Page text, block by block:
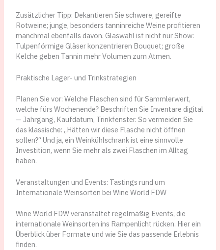
Zusätzlicher Tipp: Dekantieren Sie schwere, gereifte
Rotweine; junge, besonders tanninreiche Weine profitieren
manchmal ebenfalls davon. Glaswahl ist nicht nur Show:
Tulpenförmige Gläser konzentrieren Bouquet; große
Kelche geben Tannin mehr Volumen zum Atmen.
Praktische Lager- und Trinkstrategien
Planen Sie vor: Welche Flaschen sind für Sammlerwert,
welche fürs Wochenende? Beschriften Sie Inventare digital
— Jahrgang, Kaufdatum, Trinkfenster. So vermeiden Sie
das klassische: „Hätten wir diese Flasche nicht öffnen
sollen?“ Und ja, ein Weinkühlschrank ist eine sinnvolle
Investition, wenn Sie mehr als zwei Flaschen im Alltag
haben.
Veranstaltungen und Events: Tastings rund um
Internationale Weinsorten bei Wine World FDW
Wine World FDW veranstaltet regelmäßig Events, die
internationale Weinsorten ins Rampenlicht rücken. Hier ein
Überblick über Formate und wie Sie das passende Erlebnis
finden.